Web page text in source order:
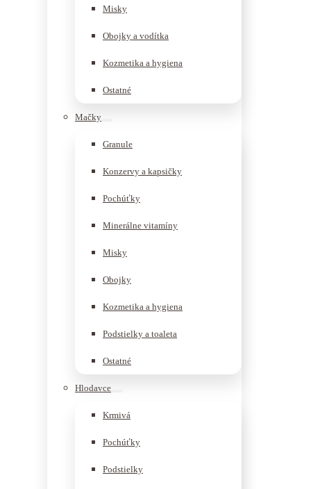
Misky
Obojky a vodítka
Kozmetika a hygiena
Ostatné
Mačky
Granule
Konzervy a kapsičky
Pochúťky
Minerálne vitamíny
Misky
Obojky
Kozmetika a hygiena
Podstielky a toaleta
Ostatné
Hlodavce
Krmivá
Pochúťky
Podstielky